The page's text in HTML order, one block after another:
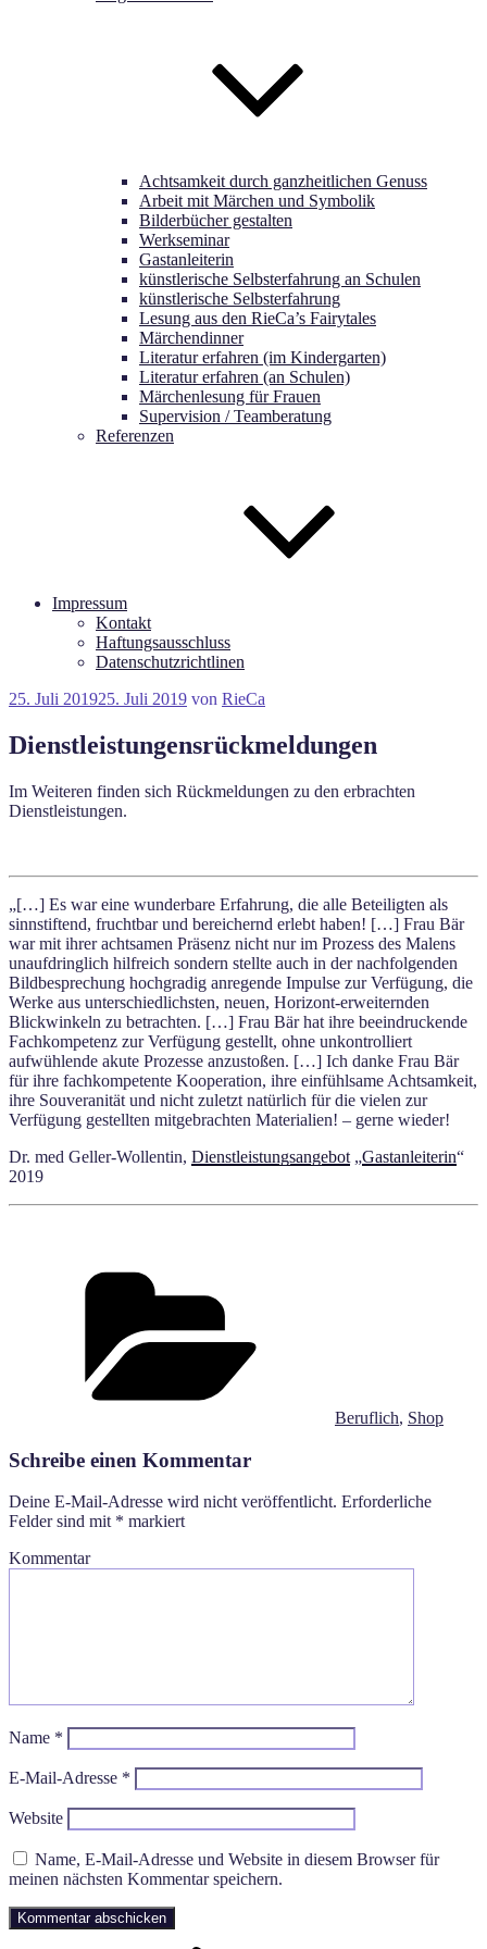
Achtsamkeit durch ganzheitlichen Genuss
Arbeit mit Märchen und Symbolik
Bilderbücher gestalten
Werkseminar
Gastanleiterin
künstlerische Selbsterfahrung an Schulen
künstlerische Selbsterfahrung
Lesung aus den RieCa’s Fairytales
Märchendinner
Literatur erfahren (im Kindergarten)
Literatur erfahren (an Schulen)
Märchenlesung für Frauen
Supervision / Teamberatung
Referenzen
Impressum
Kontakt
Haftungsausschluss
Datenschutzrichtlinen
Veröffentlicht
25. Juli 201925. Juli 2019 von RieCa
Dienstleistungensrückmeldungen
Im Weiteren finden sich Rückmeldungen zu den erbrachten
Dienstleistungen.
„[…] Es war eine wunderbare Erfahrung, die alle Beteiligten als
sinnstiftend, fruchtbar und bereichernd erlebt haben! […] Frau Bär
war mit ihrer achtsamen Präsenz nicht nur im Prozess des Malens
unaufdringlich hilfreich sondern stellte auch in der nachfolgenden
Bildbesprechung hochgradig anregende Impulse zur Verfügung, die
Werke aus unterschiedlichsten, neuen, Horizont-erweiternden
Blickwinkeln zu betrachten. […] Frau Bär hat ihre beeindruckende
Fachkompetenz zur Verfügung gestellt, ohne unkontrolliert
aufwühlende akute Prozesse anzustoßen. […] Ich danke Frau Bär
für ihre fachkompetente Kooperation, ihre einfühlsame Achtsamkeit,
ihre Souveranität und nicht zuletzt natürlich für die vielen zur
Verfügung gestellten mitgebrachten Materialien! – gerne wieder!
Dr. med Geller-Wollentin, Dienstleistungsangebot „Gastanleiterin“
2019
Beruflich, Shop
Schreibe einen Kommentar
Deine E-Mail-Adresse wird nicht veröffentlicht. Erforderliche
Felder sind mit * markiert
Kommentar
Name *
E-Mail-Adresse *
Website
Name, E-Mail-Adresse und Website in diesem Browser für
meinen nächsten Kommentar speichern.